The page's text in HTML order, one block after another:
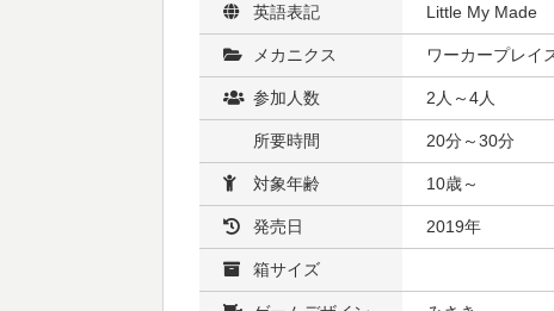
英語表記 Little My Made
メカニクス ワーカープレイ
参加人数 2人～4人
所要時間 20分～30分
対象年齢 10歳～
発売日 2019年
箱サイズ